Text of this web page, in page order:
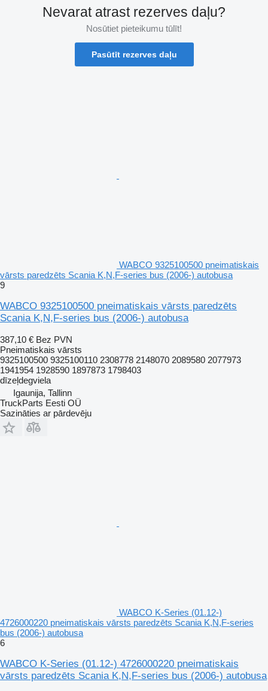
Nevarat atrast rezerves daļu?
Nosūtiet pieteikumu tūlīt!
Pasūtīt rezerves daļu
WABCO 9325100500 pneimatiskais
vārsts paredzēts Scania K,N,F-series bus (2006-) autobusa
9
WABCO 9325100500 pneimatiskais vārsts paredzēts
Scania K,N,F-series bus (2006-) autobusa
387,10 € Bez PVN
Pneimatiskais vārsts
9325100500 9325100110 2308778 2148070 2089580 2077973
1941954 1928590 1897873 1798403
dīzeļdegviela
Igaunija, Tallinn
TruckParts Eesti OÜ
Sazināties ar pārdevēju
WABCO K-Series (01.12-)
4726000220 pneimatiskais vārsts paredzēts Scania K,N,F-series
bus (2006-) autobusa
6
WABCO K-Series (01.12-) 4726000220 pneimatiskais
vārsts paredzēts Scania K,N,F-series bus (2006-) autobusa